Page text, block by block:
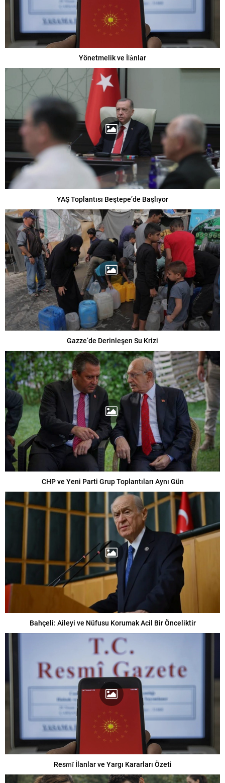
Yönetmelik ve İlânlar
YAŞ Toplantısı Beştepe’de Başlıyor
Gazze’de Derinleşen Su Krizi
CHP ve Yeni Parti Grup Toplantıları Aynı Gün
Bahçeli: Aileyi ve Nüfusu Korumak Acil Bir Önceliktir
Resmî İlanlar ve Yargı Kararları Özeti